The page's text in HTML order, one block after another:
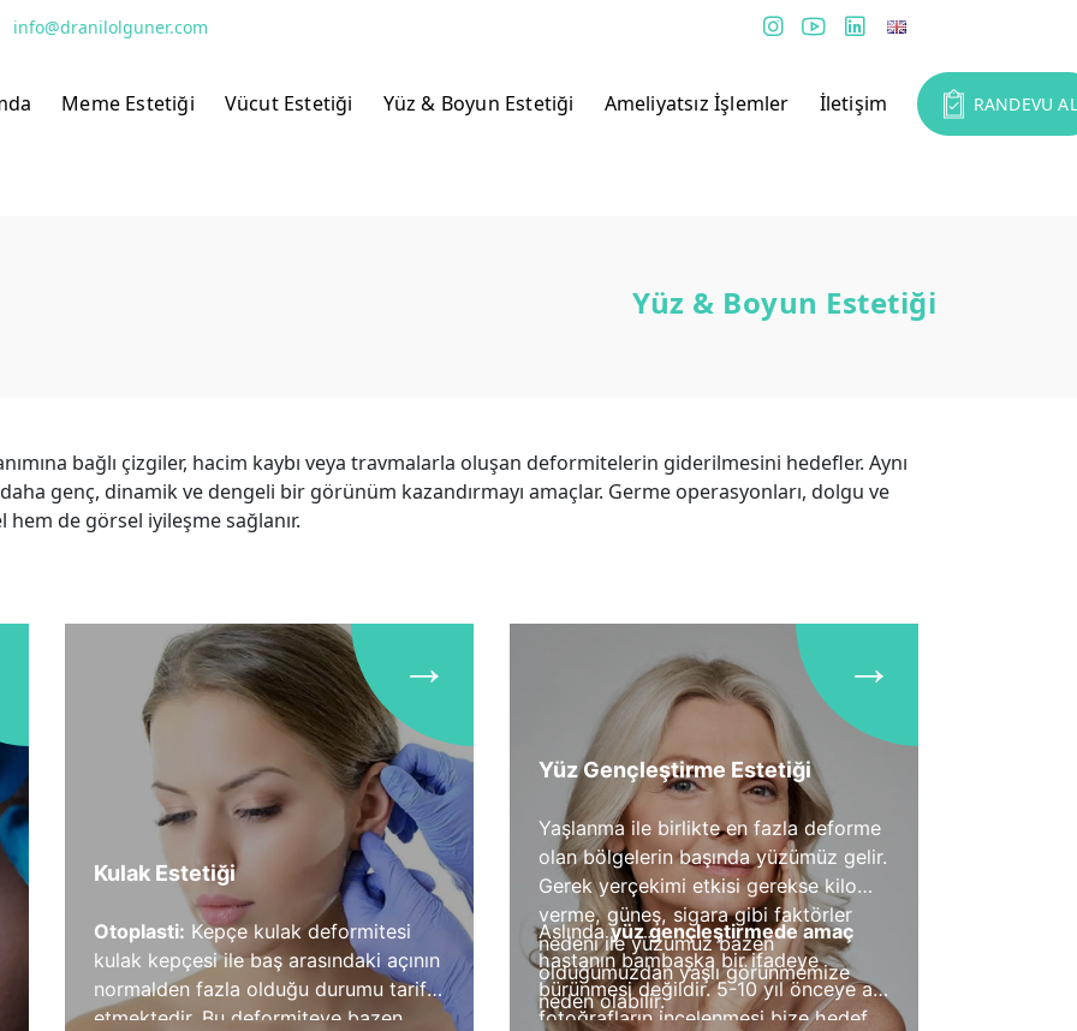
info@dranilolguner.com
Meme Estetiği Vücut Estetiği Yüz & Boyun Estetiği Ameliyatsız İşlemler İletişim RANDEVU AL
Yüz & Boyun Estetiği
bağlı çizgiler, hacim kaybı veya travmalarla oluşan deformitelerin giderilmesini hedefler. Aynı
genç, dinamik ve dengeli bir görünüm kazandırmayı amaçlar. Germe operasyonları, dolgu ve
de görsel iyileşme sağlanır.
→
Kulak Estetiği
Otoplasti: Kepçe kulak deformitesi
kulak kepçesi ile baş arasındaki açının
normalden fazla olduğu durumu tarif
etmektedir. Bu deformiteye bazen
→
Yüz Gençleştirme Estetiği
Yaşlanma ile birlikte en fazla deforme
olan bölgelerin başında yüzümüz gelir.
Gerek yerçekimi etkisi gerekse kilo
verme, güneş, sigara gibi faktörler
nedeni ile yüzümüz bazen
olduğumuzdan yaşlı görünmemize
neden olabilir.
Aslındayüz gençleştirmede amaç
hastanın bambaşka bir ifadeye
bürünmesi değildir. 5-10 yıl önceye ait
fotoğrafların incelenmesi bize hedef